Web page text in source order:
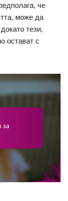
че
може да
тези,
остават с